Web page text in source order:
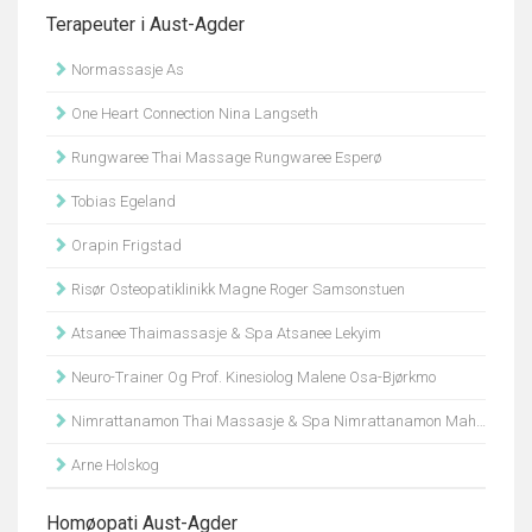
Terapeuter i Aust-Agder
Normassasje As
One Heart Connection Nina Langseth
Rungwaree Thai Massage Rungwaree Esperø
Tobias Egeland
Orapin Frigstad
Risør Osteopatiklinikk Magne Roger Samsonstuen
Atsanee Thaimassasje & Spa Atsanee Lekyim
Neuro-Trainer Og Prof. Kinesiolog Malene Osa-Bjørkmo
Nimrattanamon Thai Massasje & Spa Nimrattanamon Mahanithinee
Arne Holskog
Homøopati Aust-Agder